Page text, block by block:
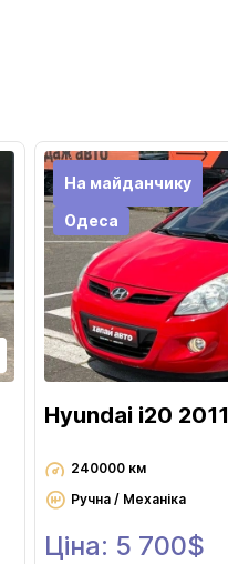
На майданчику
Одеса
Hyundai i20 2011
240000 км
Ручна / Механіка
Ціна: 5 700$